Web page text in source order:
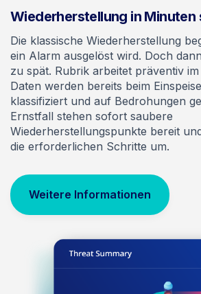
Wiederherstellung in
Die klassische Wiederherstellung
ein Alarm ausgelöst wird. Doch
zu spät. Rubrik arbeitet präventiv
Daten werden bereits beim
klassifiziert und auf Bedrohungen
Ernstfall stehen sofort saubere
Wiederherstellungspunkte bereit
die erforderlichen Schritte um.
Weitere Informationen